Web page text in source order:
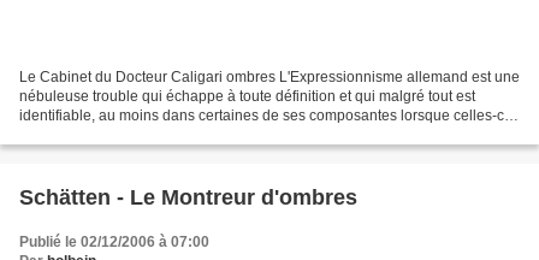
Le Cabinet du Docteur Caligari ombres L'Expressionnisme allemand est une
nébuleuse trouble qui échappe à toute définition et qui malgré tout est
identifiable, au moins dans certaines de ses composantes lorsque celles-ci
Schätten - Le Montreur d'ombres
Publié le 02/12/2006 à 07:00